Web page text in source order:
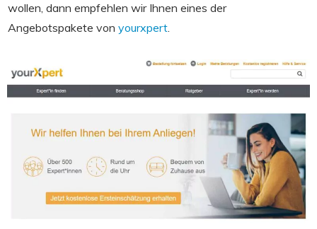
wollen, dann empfehlen wir Ihnen eines der
Angebotspakete von yourxpert.